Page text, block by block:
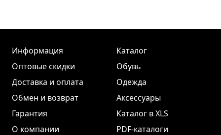
Информация
Оптовые скидки
Доставка и оплата
Обмен и возврат
Гарантия
О компании
Каталог
Обувь
Одежда
Аксессуары
Каталог в XLS
PDF-каталоги